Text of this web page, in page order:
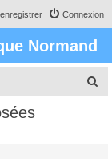
Connexion
Normand